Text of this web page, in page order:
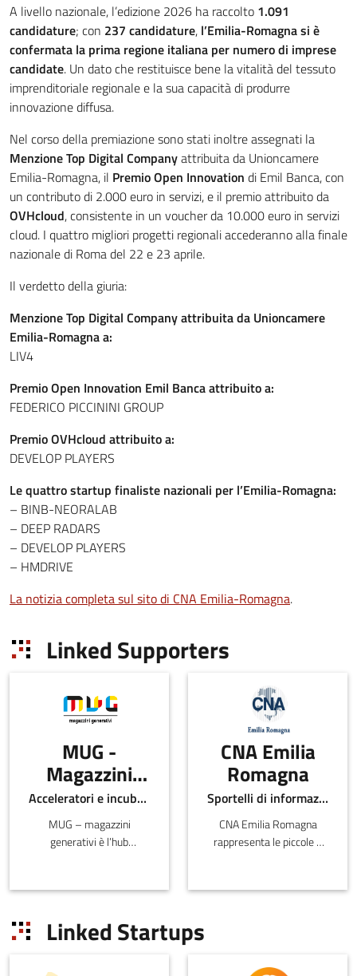
A livello nazionale, l’edizione 2026 ha raccolto 1.091
candidature; con 237 candidature, l’Emilia-Romagna si è
confermata la prima regione italiana per numero di imprese
candidate. Un dato che restituisce bene la vitalità del tessuto
imprenditoriale regionale e la sua capacità di produrre
innovazione diffusa.
Nel corso della premiazione sono stati inoltre assegnati la
Menzione Top Digital Companyattribuita da Unioncamere
Emilia-Romagna, il Premio Open Innovation di Emil Banca, con
un contributo di 2.000 euro in servizi, e il premio attribuito da
OVHcloud, consistente in un voucher da 10.000 euro in servizi
cloud. I quattro migliori progetti regionali accederanno alla finale
nazionale di Roma del 22 e 23 aprile.
Il verdetto della giuria:
Menzione Top Digital Company attribuita da Unioncamere
Emilia-Romagna a:
LIV4
Premio Open Innovation Emil Banca attribuito a:
FEDERICO PICCININI GROUP
Premio OVHcloud attribuito a:
DEVELOP PLAYERS
Le quattro startup finaliste nazionali per l’Emilia-Romagna:
– BINB-NEORALAB
– DEEP RADARS
– DEVELOP PLAYERS
– HMDRIVE
La notizia completa sul sito di CNA Emilia-Romagna.
Linked Supporters
MUG -
Magazzini
Generativi Acceleratori e incubatori di in-ER
MUG – magazzini
generativi è l’hub
per restituire al territorio
CNA Emilia
Romagna
Sportelli di informazione
CNA Emilia Romagna
rappresenta le piccole e
Regione.
Linked Startups